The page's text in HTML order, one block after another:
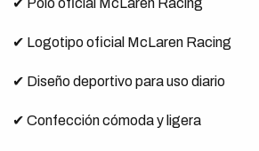
✔ Polo oficial McLaren Racing
✔ Logotipo oficial McLaren Racing
✔ Diseño deportivo para uso diario
✔ Confección cómoda y ligera